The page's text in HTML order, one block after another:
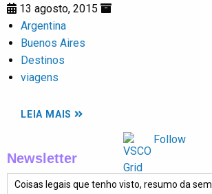
13 agosto, 2015
Argentina
Buenos Aires
Destinos
viagens
LEIA MAIS
Follow
Newsletter
Coisas legais que tenho visto, resumo da